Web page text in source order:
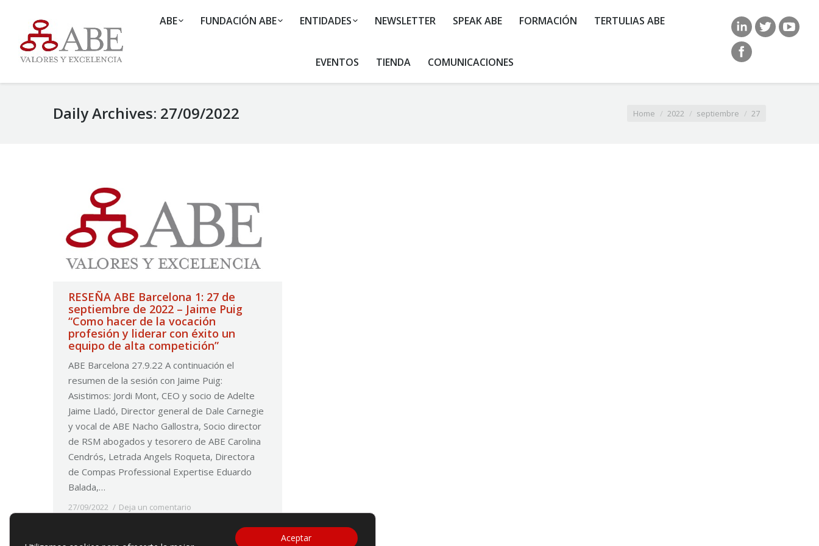
ABE FUNDACIÓN ABE ENTIDADES NEWSLETTER SPEAK ABE FORMACIÓN TERTULIAS ABE
EVENTOS TIENDA COMUNICACIONES
Daily Archives: 27/09/2022 Home 2022 septiembre 27
RESEÑA ABE Barcelona 1: 27 de
septiembre de 2022 – Jaime Puig
“Como hacer de la vocación
profesión y liderar con éxito un
equipo de alta competición”
ABE Barcelona 27.9.22 A continuación el
resumen de la sesión con Jaime Puig:
Asistimos: Jordi Mont, CEO y socio de Adelte
Jaime Lladó, Director general de Dale Carnegie
y vocal de ABE Nacho Gallostra, Socio director
de RSM abogados y tesorero de ABE Carolina
Cendrós, Letrada Angels Roqueta, Directora
de Compas Professional Expertise Eduardo
Balada,…
27/09/2022
Deja un comentario
Aceptar